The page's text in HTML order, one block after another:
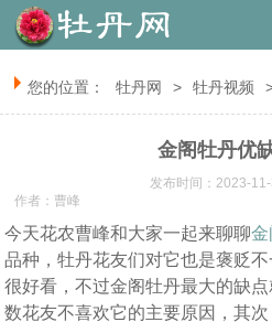
您的位置： 牡丹网 > 牡丹视频
金阁牡丹优
发布时间：2023-
作者：曹峰
今天花农曹峰和大家一起来聊聊
品种，牡丹花友们对它也是褒贬
很好看，不过金阁牡丹最大的缺
数花友不喜欢它的主要原因，其